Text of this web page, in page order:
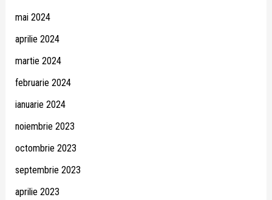
mai 2024
aprilie 2024
martie 2024
februarie 2024
ianuarie 2024
noiembrie 2023
octombrie 2023
septembrie 2023
aprilie 2023